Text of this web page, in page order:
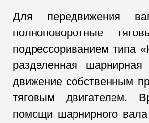
Для передвижения
полноповоротные
подрессориванием типа
разделенная
движение собственным
тяговым двигателем.
помощи шарнирного вала